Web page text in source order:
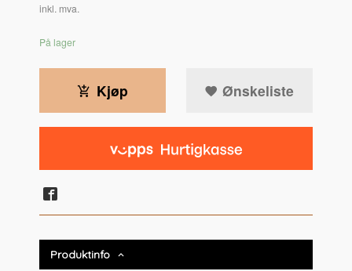
inkl. mva.
På lager
Kjøp Ønskeliste
Produktinfo